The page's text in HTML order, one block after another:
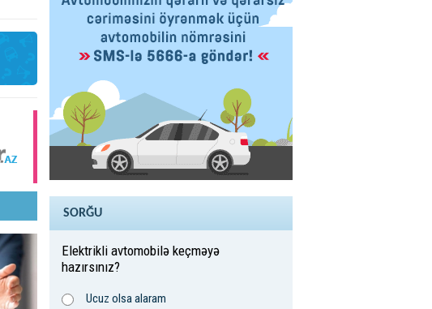
SORĞU
Elektrikli avtomobilə keçməyə
hazırsınız?
Ucuz olsa alaram